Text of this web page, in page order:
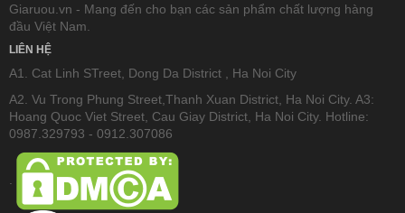
Giaruou.vn - Mang đến cho bạn các sản phẩm chất lượng hàng
đầu Việt Nam.
LIÊN HỆ
A1. Cat Linh STreet, Dong Da District , Ha Noi City
A2. Vu Trong Phung Street,Thanh Xuan District, Ha Noi City. A3:
Hoang Quoc Viet Street, Cau Giay District, Ha Noi City. Hotline:
0987.329793 - 0912.307086